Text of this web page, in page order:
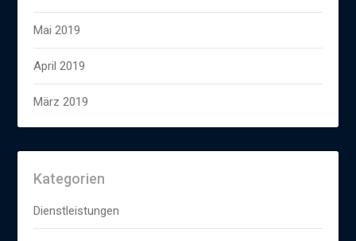
Mai 2019
April 2019
März 2019
Kategorien
Dienstleistungen